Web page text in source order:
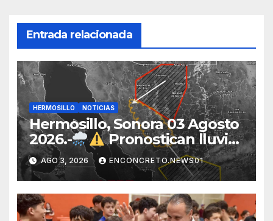
Entrada relacionada
HERMOSILLO NOTICIAS
Hermosillo, Sonora 03 Agosto
2026.-
Pronostican lluvias
para Hermosillo esta noche;
norte de Sonora registra
mayor potencial de
tormentas
AGO 3, 2026 ENCONCRETO.NEWS01